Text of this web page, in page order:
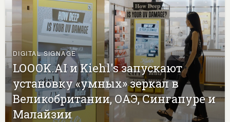
DIGITAL SIGNAGE
LOOOK.AI и Kiehl's запускают
установку «умных» зеркал в
Великобритании, ОАЭ, Сингапуре и
Малайзии